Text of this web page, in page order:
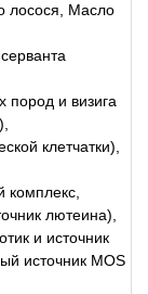
лосося, Масло
пород и визига
клетчатки),
комплекс,
лютеина),
и источник
источник MOS